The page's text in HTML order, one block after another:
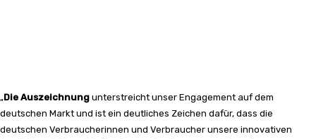
„Die Auszeichnung unterstreicht unser Engagement auf dem
deutschen Markt und ist ein deutliches Zeichen dafür, dass die
deutschen Verbraucherinnen und Verbraucher unsere innovativen